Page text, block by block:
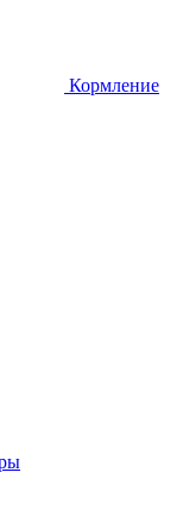
Кормление